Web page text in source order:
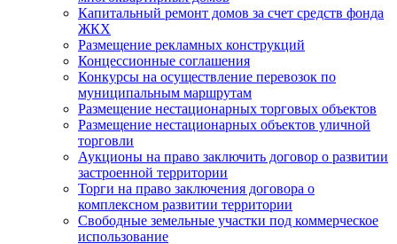
Капитальный ремонт домов за счет средств фонда
ЖКХ
Размещение рекламных конструкций
Концессионные соглашения
Конкурсы на осуществление перевозок по
муниципальным маршрутам
Размещение нестационарных торговых объектов
Размещение нестационарных объектов уличной
торговли
Аукционы на право заключить договор о развитии
застроенной территории
Торги на право заключения договора о
комплексном развитии территории
Свободные земельные участки под коммерческое
использование